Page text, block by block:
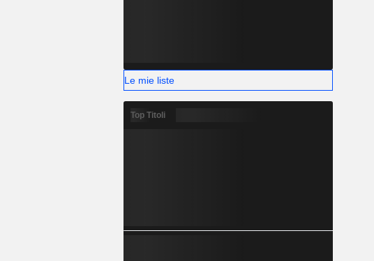
Le mie liste
Top Titoli